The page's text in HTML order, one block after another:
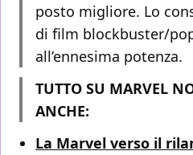
posto migliore. Lo
di film blockbuster/
all’ennesima potenza.
TUTTO SU MARVEL
ANCHE:
La Marvel verso il